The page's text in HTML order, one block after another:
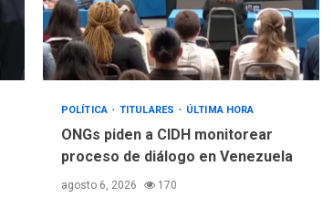
POLÍTICA TITULARES ÚLTIMA HORA
ONGs piden a CIDH monitorear
proceso de diálogo en Venezuela
agosto 6, 2026 170